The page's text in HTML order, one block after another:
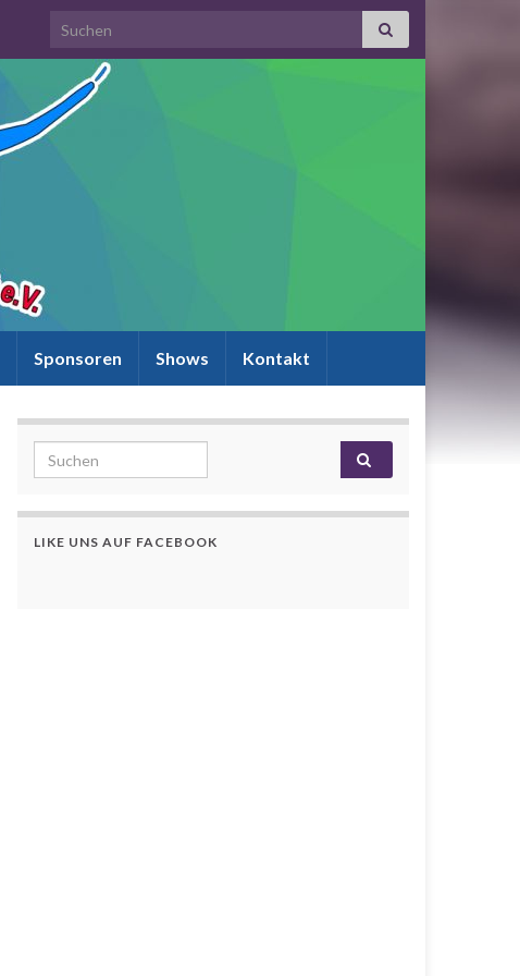
Search for:
Sponsoren Shows Kontakt
Search for:
LIKE UNS AUF FACEBOOK